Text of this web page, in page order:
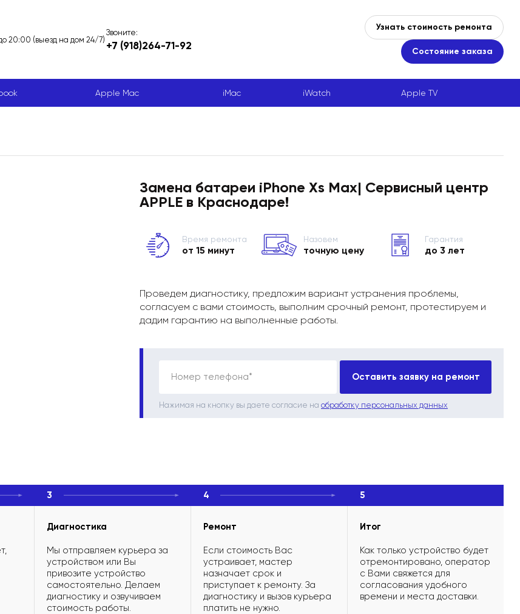
20:00 (выезд на дом 24/7)
Звоните:
+7 (918)264-71-92
Узнать стоимость ремонта
Состояние заказа
Apple Mac iMac iWatch Apple TV
Замена батареи iPhone Xs Max| Сервисный центр
APPLE в Краснодаре!
Время ремонта
от 15 минут
Назовем
точную цену
Гарантия
до 3 лет
Проведем диагностику, предложим вариант устранения проблемы,
согласуем с вами стоимость, выполним срочный ремонт, протестируем и
дадим гарантию на выполненные работы.
Номер телефона* Оставить заявку на ремонт
Нажимая на кнопку вы даете согласие на обработку персональных данных
3
Диагностика
Мы отправляем курьера за
устройством или Вы
привозите устройство
самостоятельно. Делаем
диагностику и озвучиваем
стоимость работы.
4
Ремонт
Если стоимость Вас
устраивает, мастер
назначает срок и
приступает к ремонту. За
диагностику и вызов курьера
платить не нужно.
5
Итог
Как только устройство будет
отремонтировано, оператор
с Вами свяжется для
согласования удобного
времени и места доставки.